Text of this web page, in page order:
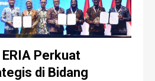
Perkuat
di Bidang